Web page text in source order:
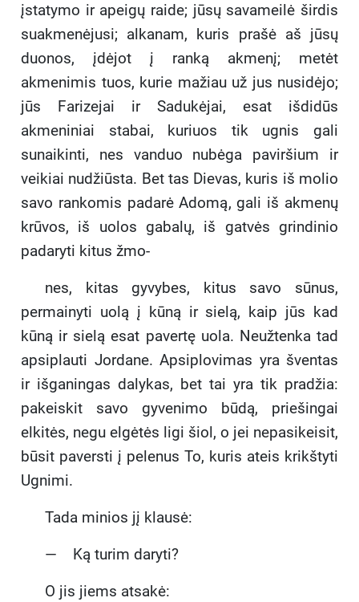
įstatymo ir apeigų raide; jūsų savameilė širdis
suakmenėjusi; alkanam, kuris prašė aš jūsų
duonos, įdėjot į ranką akmenį; metėt
akmenimis tuos, kurie mažiau už jus nusidėjo;
jūs Farizejai ir Sadukėjai, esat išdidūs
akmeniniai stabai, kuriuos tik ugnis gali
sunaikinti, nes vanduo nubėga paviršium ir
veikiai nudžiūsta. Bet tas Dievas, kuris iš molio
savo rankomis padarė Adomą, gali iš akmenų
krūvos, iš uolos gabalų, iš gatvės grindinio
padaryti kitus žmo-
nes, kitas gyvybes, kitus savo sūnus,
permainyti uolą į kūną ir sielą, kaip jūs kad
kūną ir sielą esat pavertę uola. Neužtenka tad
apsiplauti Jordane. Apsiplovimas yra šventas
ir išganingas dalykas, bet tai yra tik pradžia:
pakeiskit savo gyvenimo būdą, priešingai
elkitės, negu elgėtės ligi šiol, o jei nepasikeisit,
būsit paversti į pelenus To, kuris ateis krikštyti
Ugnimi.
Tada minios jį klausė:
— Ką turim daryti?
O jis jiems atsakė: